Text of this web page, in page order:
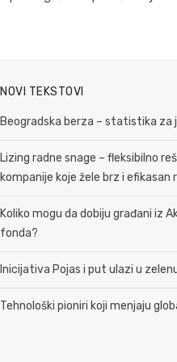
NOVI TEKSTOVI
Beogradska berza – statistika za
Lizing radne snage – fleksibilno
kompanije koje žele brz i efikasan
Koliko mogu da dobiju građani iz
fonda?
Inicijativa Pojas i put ulazi u
Tehnološki pioniri koji menjaju